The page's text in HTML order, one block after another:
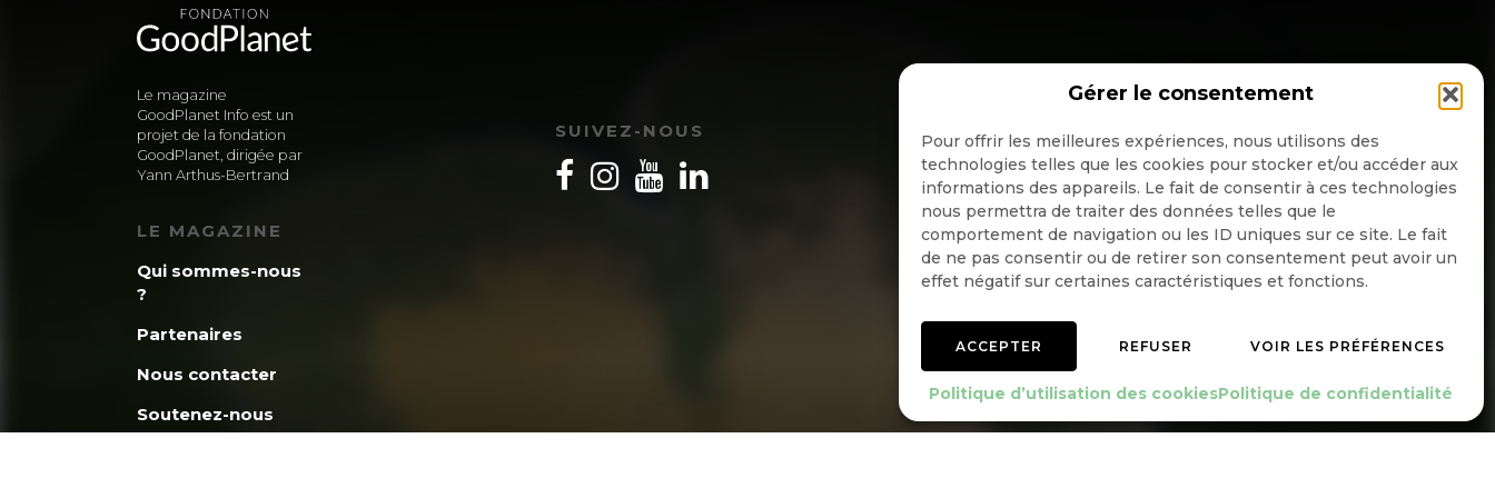
Gérer le consentement
Pour offrir les meilleures expériences, nous utilisons des
technologies telles que les cookies pour stocker et/ou accéder aux
informations des appareils. Le fait de consentir à ces technologies
nous permettra de traiter des données telles que le
comportement de navigation ou les ID uniques sur ce site. Le fait
de ne pas consentir ou de retirer son consentement peut avoir un
effet négatif sur certaines caractéristiques et fonctions.
ACCEPTER REFUSER VOIR LES PRÉFÉRENCES
Politique d’utilisation des cookiesPolitique de confidentialité
Le magazine
GoodPlanet Info est un
projet de la fondation
GoodPlanet, dirigée par
Yann Arthus-Bertrand
LE MAGAZINE
Qui sommes-nous
?
Partenaires
Nous contacter
Soutenez-nous
SUIVEZ-NOUS
INSCRIPTION NEWSLETTER
Quotidienne
Hebdo
OK